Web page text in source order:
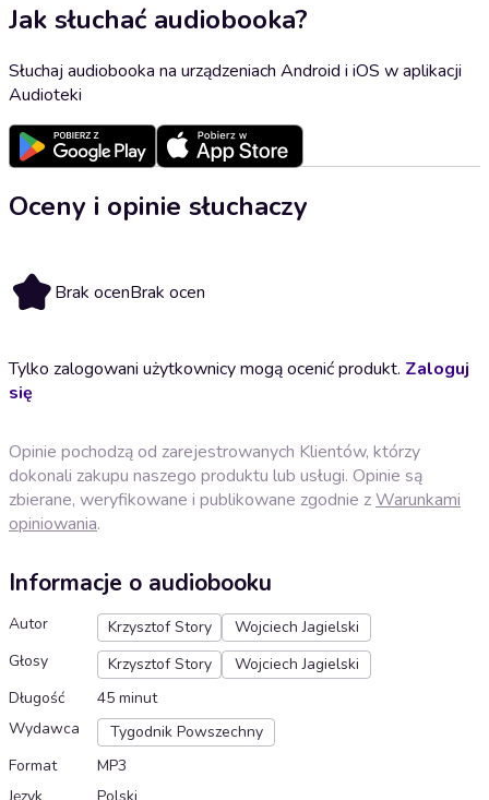
Jak słuchać audiobooka?
Słuchaj audiobooka na urządzeniach Android i iOS w aplikacji
Audioteki
Oceny i opinie słuchaczy
Brak ocenBrak ocen
Tylko zalogowani użytkownicy mogą ocenić produkt. Zaloguj
się
Opinie pochodzą od zarejestrowanych Klientów, którzy
dokonali zakupu naszego produktu lub usługi. Opinie są
zbierane, weryfikowane i publikowane zgodnie zWarunkami
opiniowania.
Informacje o audiobooku
Autor Krzysztof Story
Wojciech Jagielski
Głosy
Krzysztof Story
Wojciech Jagielski
Długość
45 minut
Wydawca
Tygodnik Powszechny
Format
MP3